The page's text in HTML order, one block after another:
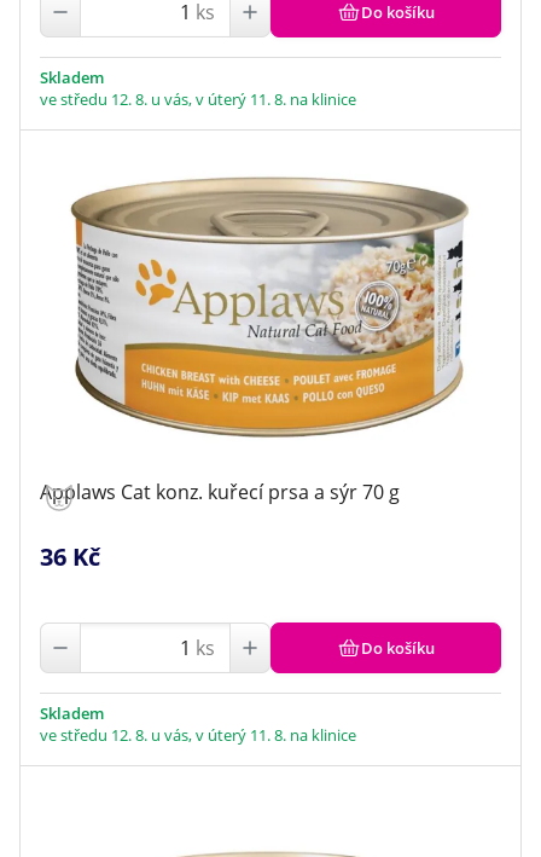
ks Do košíku
Skladem
ve středu 12. 8. u vás, v úterý 11. 8. na klinice
Applaws Cat konz. kuřecí prsa a sýr 70 g
36 Kč
ks Do košíku
Skladem
ve středu 12. 8. u vás, v úterý 11. 8. na klinice